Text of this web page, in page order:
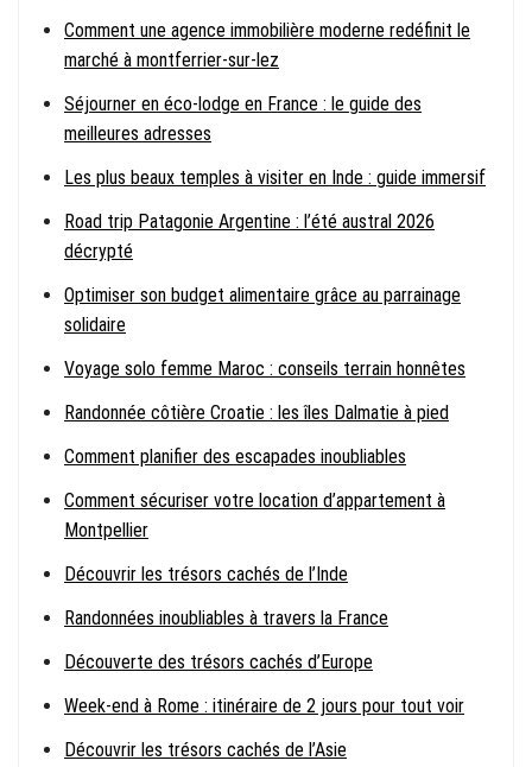
Comment une agence immobilière moderne redéfinit le
marché à montferrier-sur-lez
Séjourner en éco-lodge en France : le guide des
meilleures adresses
Les plus beaux temples à visiter en Inde : guide immersif
Road trip Patagonie Argentine : l’été austral 2026
décrypté
Optimiser son budget alimentaire grâce au parrainage
solidaire
Voyage solo femme Maroc : conseils terrain honnêtes
Randonnée côtière Croatie : les îles Dalmatie à pied
Comment planifier des escapades inoubliables
Comment sécuriser votre location d’appartement à
Montpellier
Découvrir les trésors cachés de l’Inde
Randonnées inoubliables à travers la France
Découverte des trésors cachés d’Europe
Week-end à Rome : itinéraire de 2 jours pour tout voir
Découvrir les trésors cachés de l’Asie